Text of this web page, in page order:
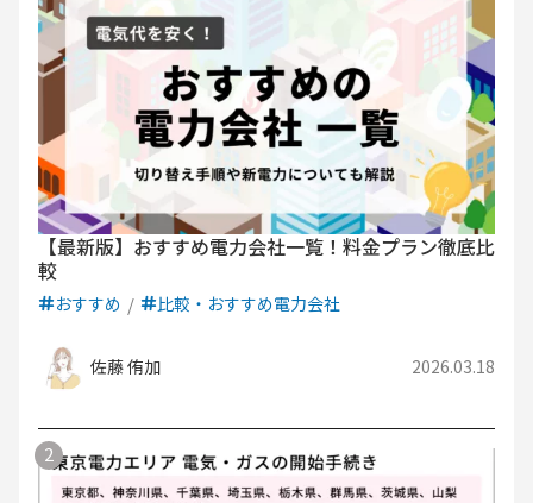
【最新版】おすすめ電力会社一覧！料金プラン徹底比
較
おすすめ 比較・おすすめ電力会社
佐藤 侑加 2026.03.18